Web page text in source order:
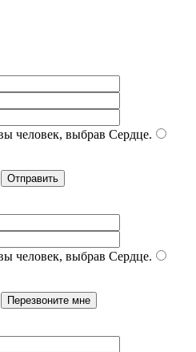
человек, выбрав Сердце.
человек, выбрав Сердце.